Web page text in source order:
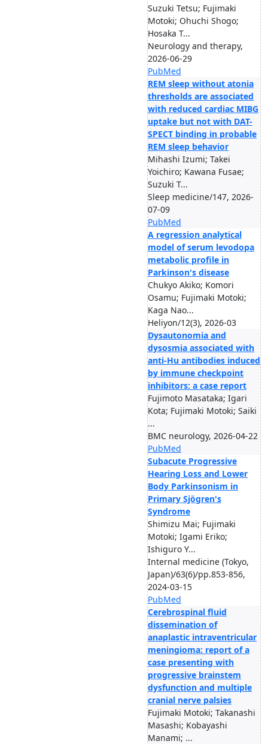
Suzuki Tetsu; Fujimaki
Motoki; Ohuchi Shogo;
Hosaka T...
Neurology and therapy,
2026-06-29
PubMed
REM sleep without atonia
thresholds are associated
with reduced cardiac MIBG
uptake but not with DAT-
SPECT binding in probable
REM sleep behavior
Mihashi Izumi; Takei
Yoichiro; Kawana Fusae;
Suzuki T...
Sleep medicine/147, 2026-
07-09
PubMed
A regression analytical
model of serum levodopa
metabolic profile in
Parkinson's disease
Chukyo Akiko; Komori
Osamu; Fujimaki Motoki;
Kaga Nao...
Heliyon/12(3), 2026-03
Dysautonomia and
dysosmia associated with
anti-Hu antibodies induced
by immune checkpoint
inhibitors: a case report
Fujimoto Masataka; Igari
Kota; Fujimaki Motoki; Saiki
...
BMC neurology, 2026-04-22
PubMed
Subacute Progressive
Hearing Loss and Lower
Body Parkinsonism in
Primary Sjögren's
Syndrome
Shimizu Mai; Fujimaki
Motoki; Igami Eriko;
Ishiguro Y...
Internal medicine (Tokyo,
Japan)/63(6)/pp.853-856,
2024-03-15
PubMed
Cerebrospinal fluid
dissemination of
anaplastic intraventricular
meningioma: report of a
case presenting with
progressive brainstem
dysfunction and multiple
cranial nerve palsies
Fujimaki Motoki; Takanashi
Masashi; Kobayashi
Manami; ...